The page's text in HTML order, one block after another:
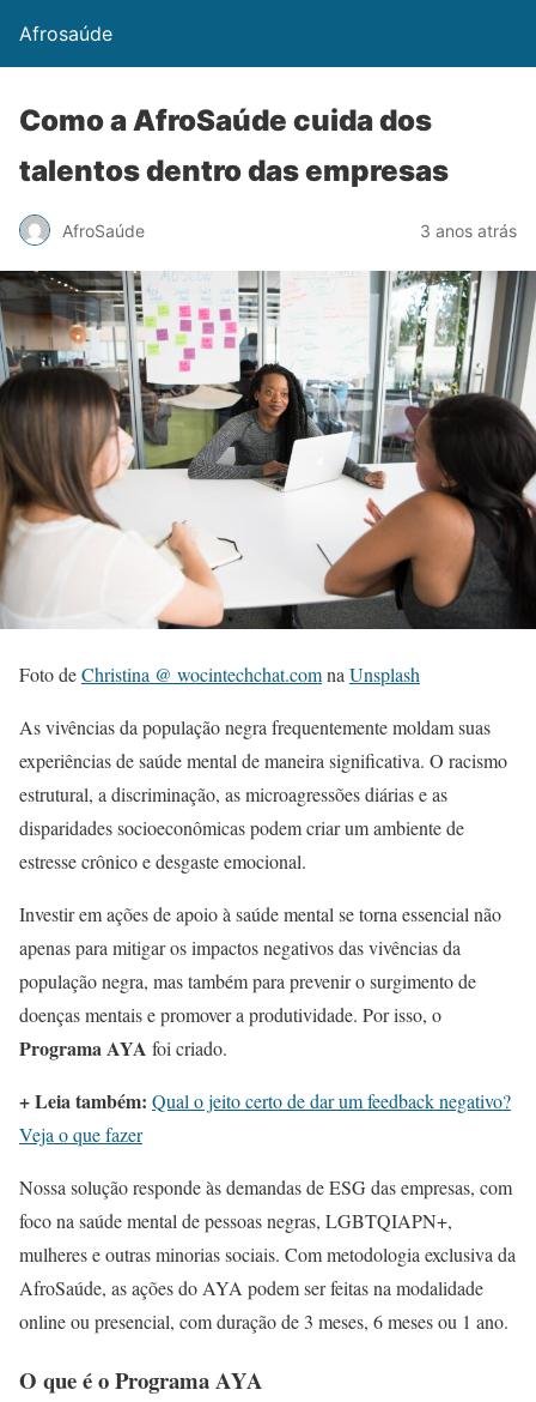
Afrosaúde
Como a AfroSaúde cuida dos
talentos dentro das empresas
AfroSaúde 3 anos atrás
Foto deChristina @ wocintechchat.comnaUnsplash
As vivências da população negra frequentemente moldam suas
experiências de saúde mental de maneira significativa. O racismo
estrutural, a discriminação, as microagressões diárias e as
disparidades socioeconômicas podem criar um ambiente de
estresse crônico e desgaste emocional.
Investir em ações de apoio à saúde mental se torna essencial não
apenas para mitigar os impactos negativos das vivências da
população negra, mas também para prevenir o surgimento de
doenças mentais e promover a produtividade. Por isso, o
Programa AYA foi criado.
+ Leia também: Qual o jeito certo de dar um feedback negativo?
Veja o que fazer
Nossa solução responde às demandas de ESG das empresas, com
foco na saúde mental de pessoas negras, LGBTQIAPN+,
mulheres e outras minorias sociais. Com metodologia exclusiva da
AfroSaúde, as ações do AYA podem ser feitas na modalidade
online ou presencial, com duração de 3 meses, 6 meses ou 1 ano.
O que é o Programa AYA